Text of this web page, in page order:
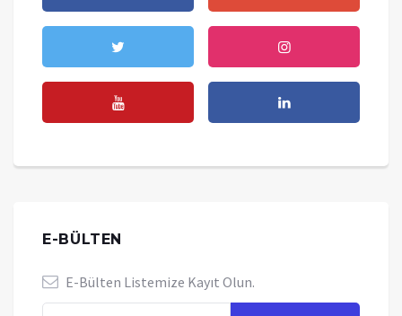
E-BÜLTEN
E-Bülten Listemize Kayıt Olun.